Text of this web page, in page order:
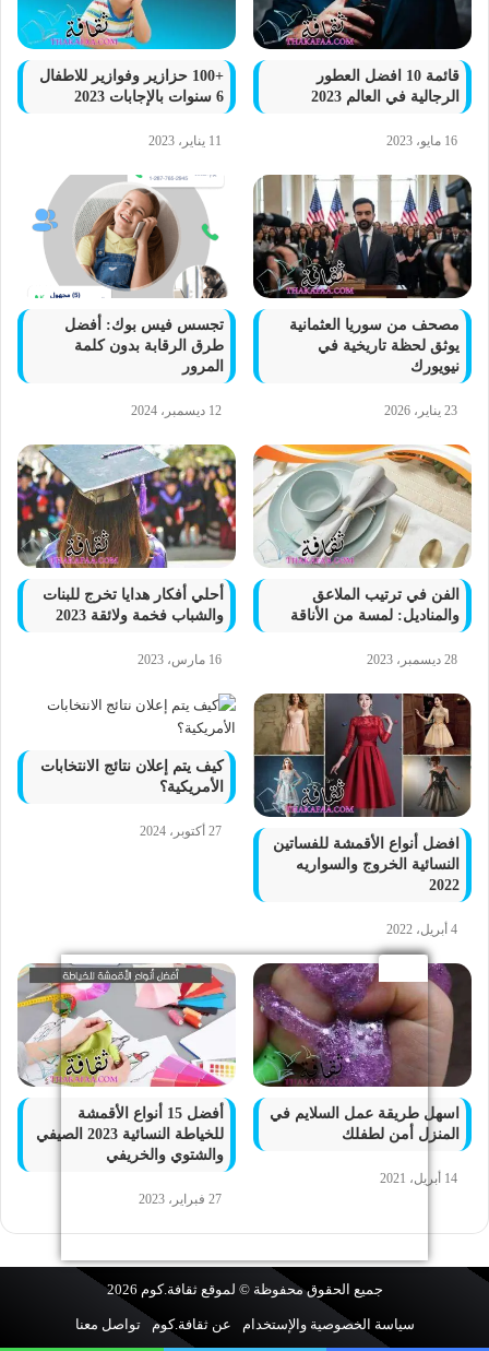
قائمة 10 افضل العطور
الرجالية في العالم 2023
16 مايو، 2023
+100 حزازير وفوازير للاطفال
6 سنوات بالإجابات 2023
11 يناير، 2023
مصحف من سوريا العثمانية
يوثق لحظة تاريخية في
نيويورك
23 يناير، 2026
تجسس فيس بوك: أفضل
طرق الرقابة بدون كلمة
المرور
12 ديسمبر، 2024
الفن في ترتيب الملاعق
والمناديل: لمسة من الأناقة
28 ديسمبر، 2023
أحلي أفكار هدايا تخرج للبنات
والشباب فخمة ولائقة 2023
16 مارس، 2023
افضل أنواع الأقمشة للفساتين
النسائية الخروج والسواريه
2022
4 أبريل، 2022
كيف يتم إعلان نتائج الانتخابات
الأمريكية؟
27 أكتوبر، 2024
اسهل طريقة عمل السلايم في
المنزل أمن لطفلك
14 أبريل، 2021
أفضل 15 أنواع الأقمشة
للخياطة النسائية 2023 الصيفي
والشتوي والخريفي
27 فبراير، 2023
جميع الحقوق محفوظة © لموقعثقافة.كوم
سياسة الخصوصية والإستخدام عن ثقافة.كوم تواصل معنا